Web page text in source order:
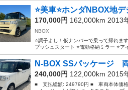
⭐️美車⭐️ホンダNBOX地
170,000円 162,000km 2013
NBOX
⭐️調子よし！仮ナンバーで乗って帰れま
プッシュスタート ⭐️電動格納ミラー ⭐️
N-BOX SSパッケージ
240,000円 122,000km 2015
■ 支払総額: 249790円 ■ 車両本体価